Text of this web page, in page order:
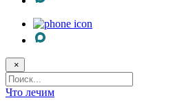
×
Поисковый
запрос
Что лечим